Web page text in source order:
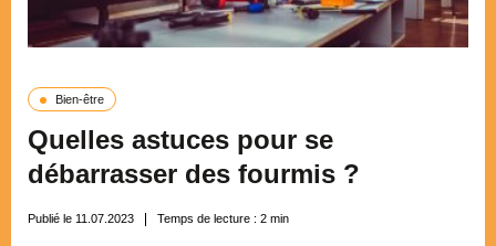
Bien-être
Quelles astuces pour se
débarrasser des fourmis ?
Publié le 11.07.2023 Temps de lecture : 2 min